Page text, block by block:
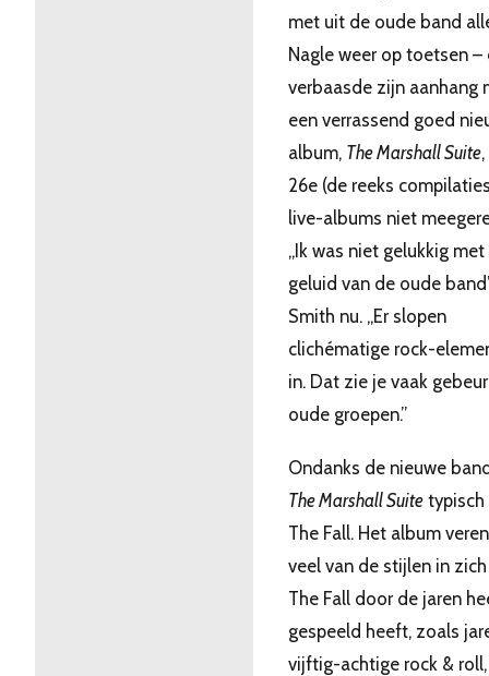
met uit de oude band
Nagle weer op toetsen –
verbaasde zijn aanhang
een verrassend goed
album, The Marshall Suite
26e (de reeks
live-albums niet
,,Ik was niet gelukkig
geluid van de oude
Smith nu. ,,Er slopen
clichématige rock-
in. Dat zie je vaak
oude groepen.”
Ondanks de nieuwe
The Marshall Suite typisch
The Fall. Het album
veel van de stijlen in
The Fall door de jaren
gespeeld heeft, zoals
vijftig-achtige rock & roll,